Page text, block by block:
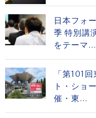
日本フォ
季 特別講
をテーマ...
「第101
ト・ショ
催・東...